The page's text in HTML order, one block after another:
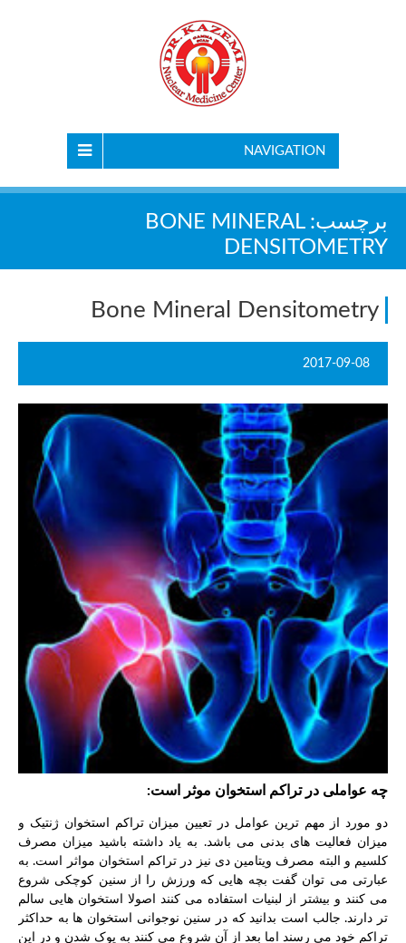
NAVIGATION
برچسب:BONE MINERAL
DENSITOMETRY
Bone Mineral Densitometry
2017-09-08
چه عواملی در تراکم استخوان موثر است:
دو مورد از مهم ترین عوامل در تعیین میزان تراکم استخوان ژنتیک و
میزان فعالیت های بدنی می باشد. به یاد داشته باشید میزان مصرف
کلسیم و البته مصرف ویتامین دی نیز در تراکم استخوان مواثر است. به
عبارتی می توان گفت بچه هایی که ورزش را از سنین کوچکی شروع
می کنند و بیشتر از لبنیات استفاده می کنند اصولا استخوان هایی سالم
تر دارند. جالب است بدانید که در سنین نوجوانی استخوان ها به حداکثر
تراکم خود می رسند اما بعد از آن شروع می کنند به پوک شدن و در این